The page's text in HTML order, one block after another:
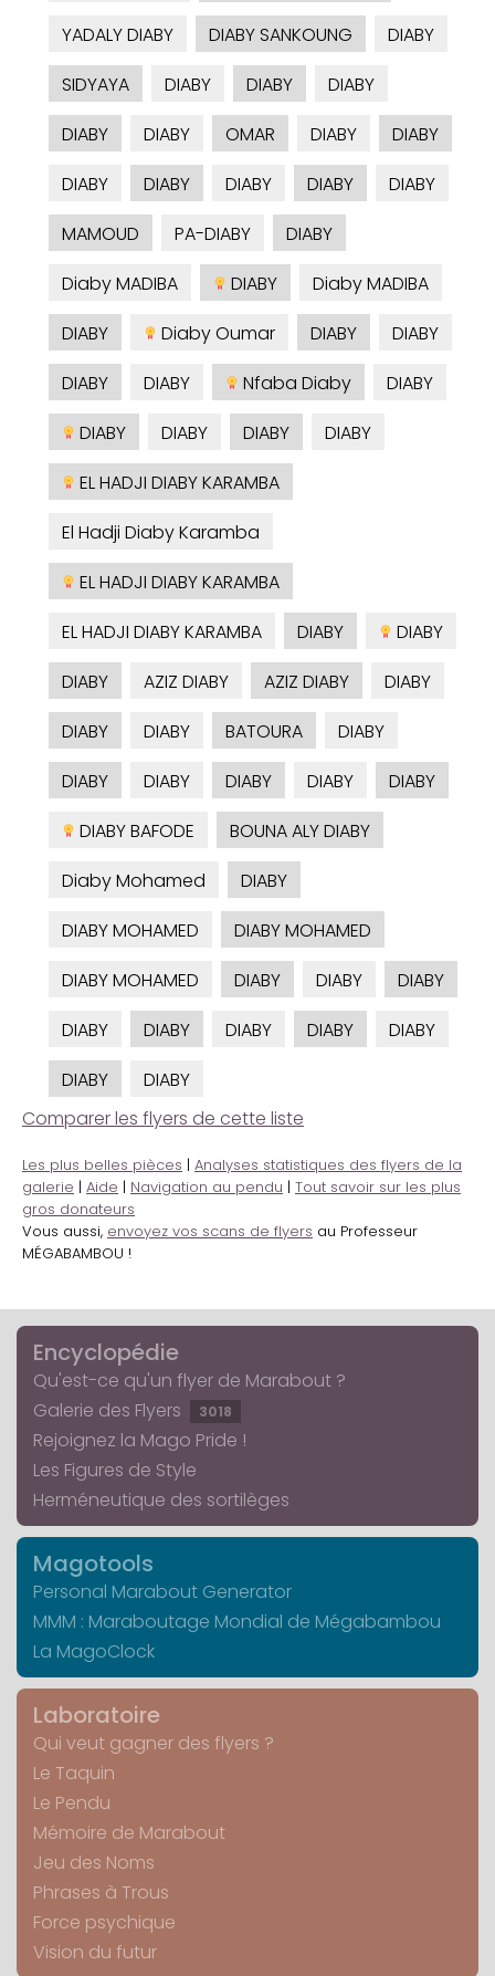
YADALY DIABY
DIABY SANKOUNG
DIABY
SIDYAYA
DIABY DIABY
DIABY
DIABY
DIABY OMAR DIABY
DIABY
DIABY
DIABY DIABY DIABY
DIABY
MAMOUD
PA-DIABY
DIABY
Diaby MADIBA
DIABY
Diaby MADIBA
DIABY
Diaby Oumar DIABY
DIABY
DIABY
DIABY Nfaba Diaby
DIABY
DIABY
DIABY DIABY
DIABY
EL HADJI DIABY KARAMBA
El Hadji Diaby Karamba
EL HADJI DIABY KARAMBA
EL HADJI DIABY KARAMBA
DIABY
DIABY
DIABY
AZIZ DIABY AZIZ DIABY
DIABY
DIABY
DIABY BATOURA
DIABY
DIABY
DIABY DIABY DIABY
DIABY
DIABY BAFODE
BOUNA ALY DIABY
Diaby Mohamed
DIABY
DIABY MOHAMED
DIABY MOHAMED
DIABY MOHAMED
DIABY DIABY
DIABY
DIABY
DIABY DIABY DIABY
DIABY
DIABY
DIABY
Comparer les flyers de cette liste
Les plus belles pièces | Analyses statistiques des flyers de la
galerie | Aide | Navigation au pendu | Tout savoir sur les plus
gros donateurs
Vous aussi, envoyez vos scans de flyers au Professeur
MÉGABAMBOU !
Encyclopédie
Qu'est-ce qu'un flyer de Marabout ?
Galerie des Flyers
3018
Rejoignez la Mago Pride !
Les Figures de Style
Herméneutique des sortilèges
Magotools
Personal Marabout Generator
MMM : Maraboutage Mondial de Mégabambou
La MagoClock
Laboratoire
Qui veut gagner des flyers ?
Le Taquin
Le Pendu
Mémoire de Marabout
Jeu des Noms
Phrases à Trous
Force psychique
Vision du futur